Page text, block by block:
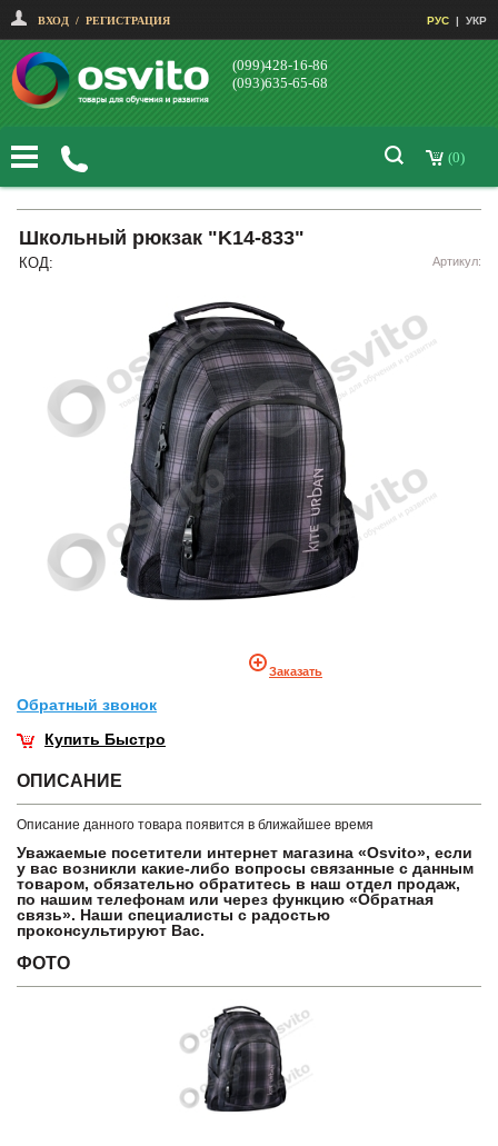
ВХОД / РЕГИСТРАЦИЯ РУС | УКР
(099)428-16-86
(093)635-65-68
(0)
Школьный рюкзак "K14-833"
КОД: Артикул:
Заказать
Обратный звонок
Купить Быстро
ОПИСАНИЕ
Описание данного товара появится в ближайшее время
Уважаемые посетители интернет магазина «Osvito», если
у вас возникли какие-либо вопросы связанные с данным
товаром, обязательно обратитесь в наш отдел продаж,
по нашим телефонам или через функцию «Обратная
связь». Наши специалисты с радостью
проконсультируют Вас.
ФОТО